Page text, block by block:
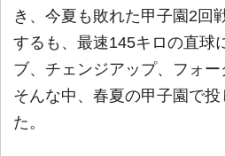
き、今夏も敗れた甲子園2回
するも、最速145キロの直球
ブ、チェンジアップ、フォー
そんな中、春夏の甲子園で
た。